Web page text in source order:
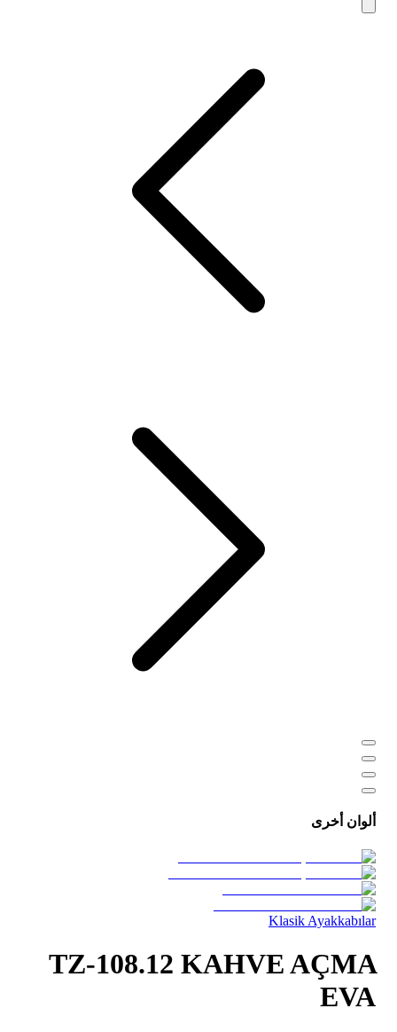
ألوان أخرى
Klasik Ayakkabılar
TZ-108.12 KAHVE AÇMA
EVA